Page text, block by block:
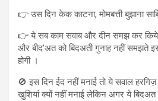
👉 उस दिन केक काटना, मोमबत्ती बुझाना
👉 ये सब काम सवाब और दीन समझ कर किये
और बीद’अत को बिदअती गुनाह नहीं समझते
होगी ।
🚫 इस दिन ईद नहीं मनाई तो ये सवाल
खुशियां क्यों नहीं मनाई लेकिन अगर ये बिदअत